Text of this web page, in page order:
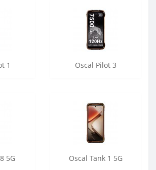
1 Oscal Pilot 3
5G Oscal Tank 1 5G